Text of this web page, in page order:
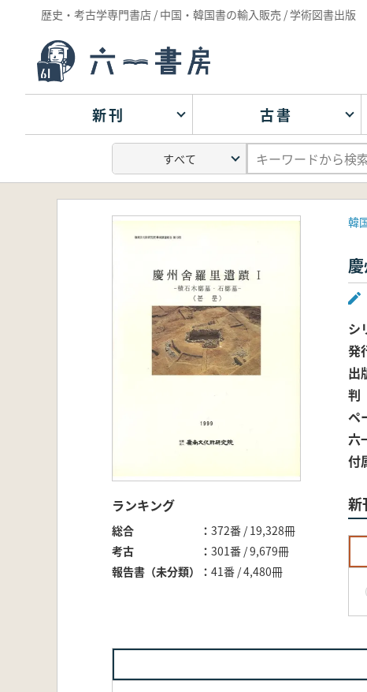
歴史・考古学専門書店 / 中国・韓国書の輸入販売 / 学術図書出版
新刊 古書
ランキング
総合
372番 / 19,328冊
考古
301番 / 9,679冊
報告書（未分類）
41番 / 4,480冊
韓
シ
発
出
判
ペ
六
付
新